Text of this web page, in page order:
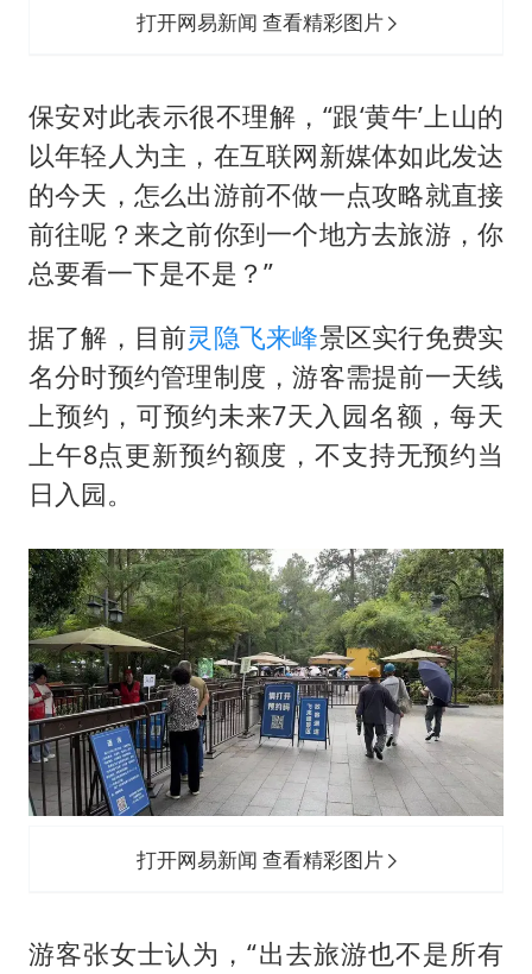
打开网易新闻 查看精彩图片
保安对此表示很不理解，“跟‘黄牛’上山的
以年轻人为主，在互联网新媒体如此发达
的今天，怎么出游前不做一点攻略就直接
前往呢？来之前你到一个地方去旅游，你
总要看一下是不是？”
据了解，目前灵隐飞来峰景区实行免费实
名分时预约管理制度，游客需提前一天线
上预约，可预约未来7天入园名额，每天
上午8点更新预约额度，不支持无预约当
日入园。
打开网易新闻 查看精彩图片
游客张女士认为，“出去旅游也不是所有